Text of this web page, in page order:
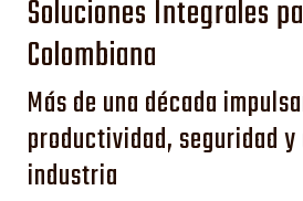
Soluciones Integrales
Colombiana
Más de una década
productividad, seguridad
industria